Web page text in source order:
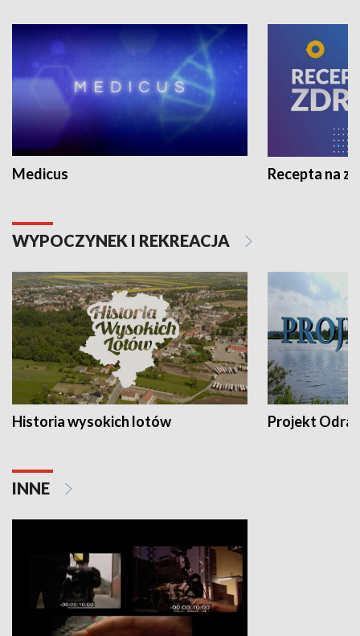
Medicus Recepta na
WYPOCZYNEK I REKREACJA
Historia wysokich lotów Projekt Odra
INNE